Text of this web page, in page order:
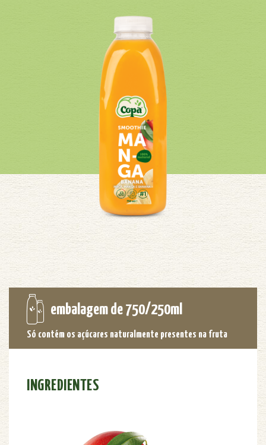
embalagem de 750/250ml
Só contém os açúcares naturalmente presentes na fruta
INGREDIENTES